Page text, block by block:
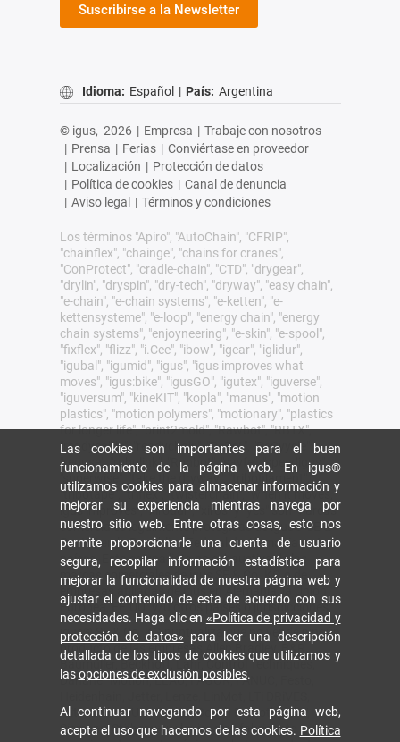
Suscribirse a la Newsletter
Idioma: Español | País: Argentina
© igus, 2026 | Empresa | Trabaje con nosotros
| Prensa | Ferias | Conviértase en proveedor
| Localización | Protección de datos
| Política de cookies | Canal de denuncia
| Aviso legal | Términos y condiciones
Los términos "Apiro", "AutoChain", "CFRIP",
"chainflex", "chainge", "chains for cranes",
"ConProtect", "cradle-chain", "CTD", "drygear",
"drylin", "dryspin", "dry-tech", "dryway", "easy chain",
"e-chain", "e-chain systems", "e-ketten", "e-
kettensysteme", "e-loop", "energy chain", "energy
chain systems", "enjoyneering", "e-skin", "e-spool",
"fixflex", "flizz", "i.Cee", "ibow", "igear", "iglidur",
"igubal", "igumid", "igus", "igus improves what
moves", "igus:bike", "igusGO", "igutex", "iguverse",
"iguversum", "kineKIT", "kopla", "manus", "motion
plastics", "motion polymers", "motionary", "plastics
for longer life", "print2mold", "Rawbot", "RBTX",
"readycable", "readychain", "ReBeL", "ReCyycle",
"reguse", "robolink", "Rohbot", "savfe", "speedigus",
"superwise", "take the dryway", "tribofilament",
"tribotape", "triflex", "twisterchain", "when it moves,
igus improves", "xirodur", "xiros" y "yes" son marcas
comerciales legalmente protegidas de igus® SE &
Co. KG en la República Federal de Alemania y otros
países. Esta es una lista no exhaustiva de las
marcas comerciales de igus SE & Co. KG o de
empresas afiliadas de igus en Alemania, la Unión
Europea, EE.UU. y/u otros países o jurisdicciones.
igus® SE & Co. KG puntualiza que no vende ningún
producto de las empresas Allen Bradley, B&R,
Baumüller, Beckhoff, Lahr, Control Techniques,
Danaher Motion, ELAU, FAGOR, FANUC, Festo,
Mitsubishi, NUM, Parker, Bosch Rexroth, SEW,
Siemens, Stöber y cualquier otro fabricante
Las cookies son importantes para el buen
funcionamiento de la página web. En igus®
utilizamos cookies para almacenar información y
mejorar su experiencia mientras navega por
nuestro sitio web. Entre otras cosas, esto nos
permite proporcionarle una cuenta de usuario
segura, recopilar información estadística para
mejorar la funcionalidad de nuestra página web y
ajustar el contenido de esta de acuerdo con sus
necesidades. Haga clic en «Política de privacidad y
protección de datos» para leer una descripción
detallada de los tipos de cookies que utilizamos y
lasopciones de exclusión posibles.
Al continuar navegando por esta página web,
acepta el uso que hacemos de las cookies. Política